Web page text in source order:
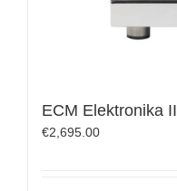
ECM Elektronika II
€2,695.00